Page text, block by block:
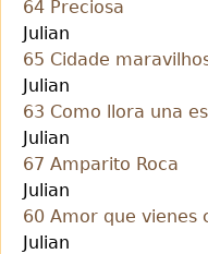
64 Preciosa
Julian
65 Cidade
Julian
63 Como llora una
Julian
67 Amparito Roca
Julian
60 Amor que vienes
Julian